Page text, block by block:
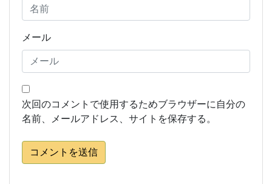
メール
次回のコメントで使用するためブラウザーに自分の
名前、メールアドレス、サイトを保存する。
コメントを送信